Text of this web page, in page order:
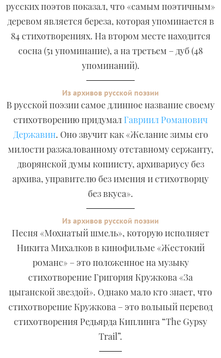
русских поэтов показал, что «самым поэтичным»
деревом является береза, которая упоминается в
84 стихотворениях. На втором месте находится
сосна (51 упоминание), а на третьем – дуб (48
упоминаний).
Из архивов русской поэзии
В русской поэзии самое длинное название своему
стихотворению придумал Гавриил Романович
Державин. Оно звучит как «Желание зимы его
милости разжалованному отставному сержанту,
дворянской думы копиисту, архивариусу без
архива, управителю без имения и стихотворцу
без вкуса».
Из архивов русской поэзии
Песня «Мохнатый шмель», которую исполняет
Никита Михалков в кинофильме «Жестокий
романс» – это положенное на музыку
стихотворение Григория Кружкова «За
цыганской звездой». Однако мало кто знает, что
стихотворение Кружкова – это вольный перевод
стихотворения Редьярда Киплинга “The Gypsy
Trail”.